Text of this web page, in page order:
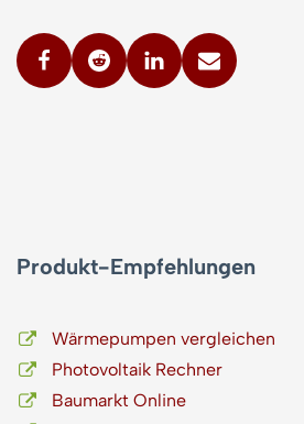
Produkt-Empfehlungen
Wärmepumpen vergleichen
Photovoltaik Rechner
Baumarkt Online